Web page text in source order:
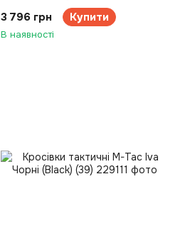
3 796 грн Купити
В наявності